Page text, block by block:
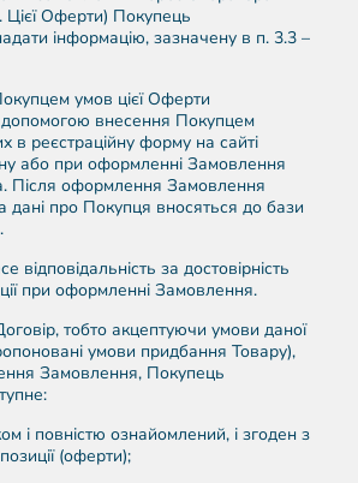
Оферти) Покупець
інформацію, зазначену в п. 3.3 –
умов цієї Оферти
допомогою внесення Покупцем
в реєстраційну форму на сайті
або при оформленні Замовлення
Після оформлення Замовлення
дані про Покупця вносяться до бази
відповідальність за достовірність
при оформленні Замовлення.
тобто акцептуючи умови даної
умови придбання Товару),
Замовлення, Покупець
і повністю ознайомлений, і згоден з
(оферти);